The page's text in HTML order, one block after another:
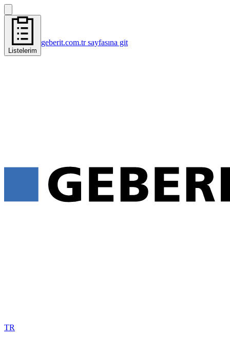
Listelerim
geberit.com.tr sayfasına git
TR